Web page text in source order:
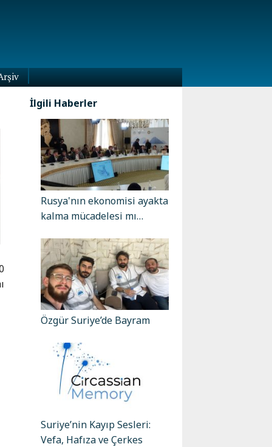
İlgili Haberler
Rusya'nın ekonomisi ayakta
kalma mücadelesi mı…
Özgür Suriye’de Bayram
Suriye’nin Kayıp Sesleri:
Vefa, Hafıza ve Çerkes